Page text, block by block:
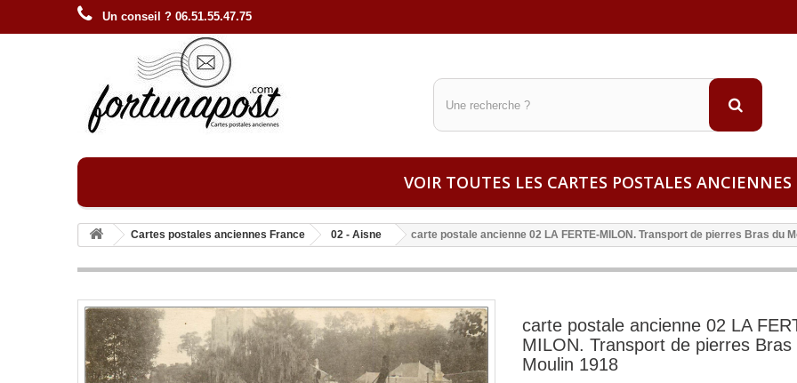
Un conseil ? 06.51.55.47.75
VOIR TOUTES LES CARTES POSTALES ANCIENNES
Cartes postales anciennes France 02 - Aisne carte postale ancienne 02 LA FERTE-MILON. Transport de pierres Bras du
carte postale ancienne 02 LA
MILON. Transport de pierres Bras
Moulin 1918